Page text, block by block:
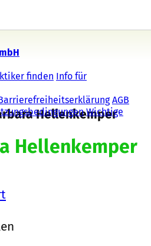
finden Info für
AGB
Wichtige
Hellenkemper
Hellenkemper